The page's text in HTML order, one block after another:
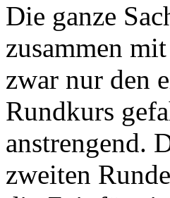
Die ganze
zusammen
zwar nur den
Rundkurs
anstrengend.
zweiten